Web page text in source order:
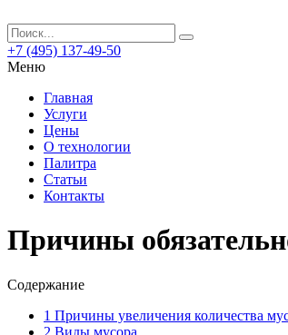
+7 (495) 137-49-50
Меню
Главная
Услуги
Цены
О технологии
Палитра
Статьи
Контакты
Причины
Содержание
1 Причины увеличения количества
2 Виды мусора